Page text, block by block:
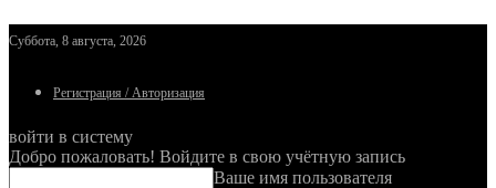
Суббота, 8 августа, 2026
Регистрация / Авторизация
войти в систему
Добро пожаловать! Войдите в свою учётную запись
Ваше имя пользователя